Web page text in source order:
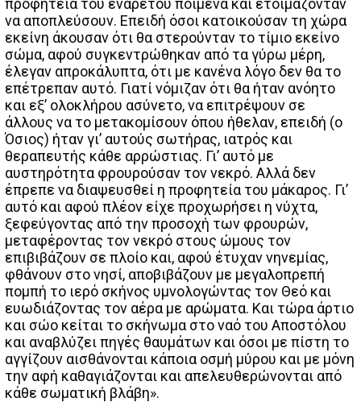
προφητεία του ενάρετου ποιμένα και ετοιμάζονταν
να αποπλεύσουν. Επειδή όσοι κατοικούσαν τη χώρα
εκείνη άκουσαν ότι θα στερούνταν το τίμιο εκείνο
σώμα, αφού συγκεντρώθηκαν από τα γύρω μέρη,
έλεγαν απροκάλυπτα, ότι με κανένα λόγο δεν θα το
επέτρεπαν αυτό. Γιατί νόμιζαν ότι θα ήταν ανόητο
και εξ’ ολοκλήρου ασύνετο, να επιτρέψουν σε
άλλους να το μετακομίσουν όπου ήθελαν, επειδή (ο
Όσιος) ήταν γι’ αυτούς σωτήρας, ιατρός και
θεραπευτής κάθε αρρώστιας. Γι’ αυτό με
αυστηρότητα φρουρούσαν τον νεκρό. Αλλά δεν
έπρεπε να διαψευσθεί η προφητεία του μάκαρος. Γι’
αυτό και αφού πλέον είχε προχωρήσει η νύχτα,
ξεφεύγοντας από την προσοχή των φρουρών,
μεταφέροντας τον νεκρό στους ώμους τον
επιβιβάζουν σε πλοίο και, αφού έτυχαν νηνεμίας,
φθάνουν στο νησί, αποβιβάζουν με μεγαλοπρεπή
πομπή το ιερό σκήνος υμνολογώντας τον Θεό και
ευωδιάζοντας τον αέρα με αρώματα. Και τώρα άρτιο
και σώο κείται το σκήνωμα στο ναό του Αποστόλου
και αναβλύζει πηγές θαυμάτων και όσοι με πίστη το
αγγίζουν αισθάνονται κάποια οσμή μύρου και με μόνη
την αφή καθαγιάζονται και απελευθερώνονται από
κάθε σωματική βλάβη».